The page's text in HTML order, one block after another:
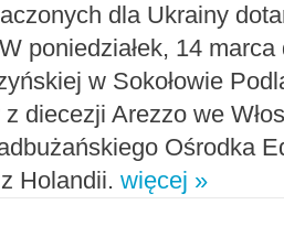
dla Ukrainy
poniedziałek, 14
w Sokołowie
diecezji Arezzo we
Ośrodka
Holandii. więcej »